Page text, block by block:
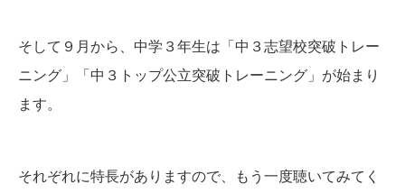
そして９月から、中学３年生は「中３志望校突破トレー
ニング」「中３トップ公立突破トレーニング」が始まり
ます。
それぞれに特長がありますので、もう一度聴いてみてく